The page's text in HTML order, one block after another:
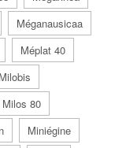
Méganausicaa
Méplat 40
Milobis
Milos 80
Miniégine